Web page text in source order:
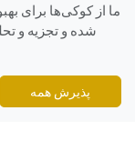
ما از کوکی‌ها برای
شده و تجزیه و
پذیرش همه